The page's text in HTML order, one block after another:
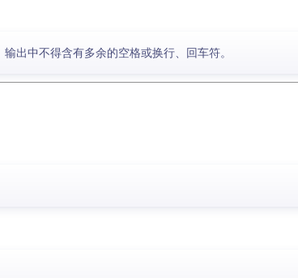
出中不得含有多余的空格或换行、回车符。